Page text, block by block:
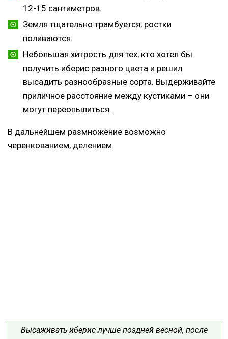
12-15 сантиметров.
Земля тщательно трамбуется, ростки
поливаются.
Небольшая хитрость для тех, кто хотел бы
получить иберис разного цвета и решил
высадить разнообразные сорта. Выдерживайте
приличное расстояние между кустиками – они
могут переопылиться.
В дальнейшем размножение возможно
черенкованием, делением.
Высаживать иберис лучше поздней весной, после